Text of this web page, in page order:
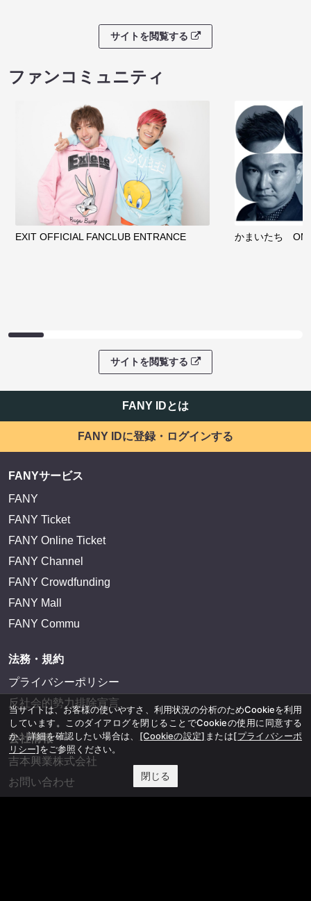
サイトを閲覧する
ファンコミュニティ
EXIT OFFICIAL FANCLUB ENTRANCE かまいたち
サイトを閲覧する
FANY IDとは
FANY IDに登録・ログインする
FANYサービス
FANY
FANY Ticket
FANY Online Ticket
FANY Channel
FANY Crowdfunding
FANY Mall
FANY Commu
法務・規約
プライバシーポリシー
反社会的勢力排除宣言
会社情報
吉本興業株式会社
お問い合わせ
当サイトは、お客様の使いやすさ、利用状況の分析のためCookieを利用
しています。このダイアログを閉じることでCookieの使用に同意する
か、詳細を確認したい場合は、 [Cookieの設定] または[プライバシーポ
リシー]をご参照ください。
閉じる